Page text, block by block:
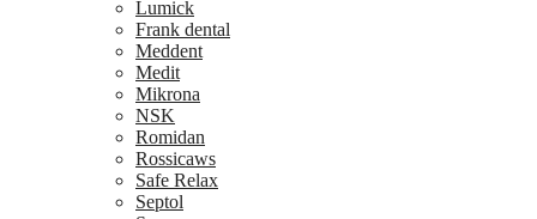
Lumick
Frank dental
Meddent
Medit
Mikrona
NSK
Romidan
Rossicaws
Safe Relax
Septol